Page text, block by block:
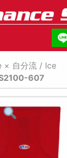
× 自分流 / Ice
607